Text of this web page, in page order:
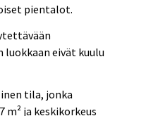
pientalot.
eivät kuulu
tila, jonka
ja keskikorkeus